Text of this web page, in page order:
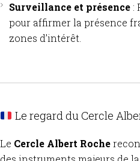
Surveillance et présence :
pour affirmer la présence
zones d’intérêt.
Le regard du Cercle
Le Cercle Albert Roche